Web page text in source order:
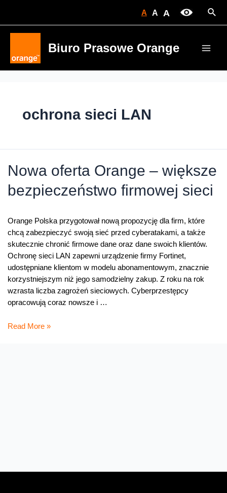
A A A
Biuro Prasowe Orange
ochrona sieci LAN
Nowa oferta Orange – większe
bezpieczeństwo firmowej sieci
Orange Polska przygotował nową propozycję dla firm, które
chcą zabezpieczyć swoją sieć przed cyberatakami, a także
skutecznie chronić firmowe dane oraz dane swoich klientów.
Ochronę sieci LAN zapewni urządzenie firmy Fortinet,
udostępniane klientom w modelu abonamentowym, znacznie
korzystniejszym niż jego samodzielny zakup. Z roku na rok
wzrasta liczba zagrożeń sieciowych. Cyberprzestępcy
opracowują coraz nowsze i …
Nowa
Read More »